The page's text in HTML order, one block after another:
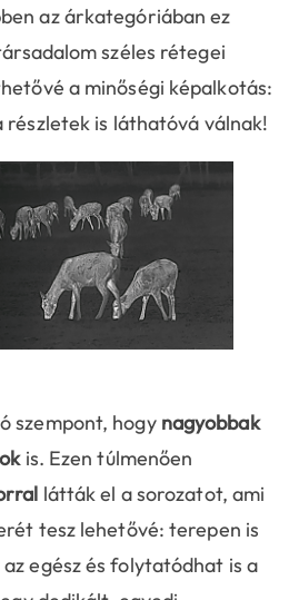
az árkategóriában ez
széles rétegei
a minőségi képalkotás:
részletek is láthatóvá válnak!
szempont, hogy nagyobbak
is. Ezen túlmenően
látták el a sorozatot, ami
tesz lehetővé: terepen is
egész és folytatódhat is a